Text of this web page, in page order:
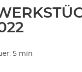
5 min